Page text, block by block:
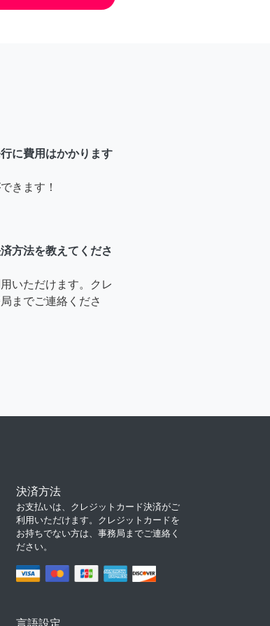
に費用はかかります
きます！
方法を教えてくださ
いただけます。クレ
までご連絡くださ
決済方法
お支払いは、クレジットカード決済がご
利用いただけます。クレジットカードを
お持ちでない方は、事務局までご連絡く
ださい。
言語設定